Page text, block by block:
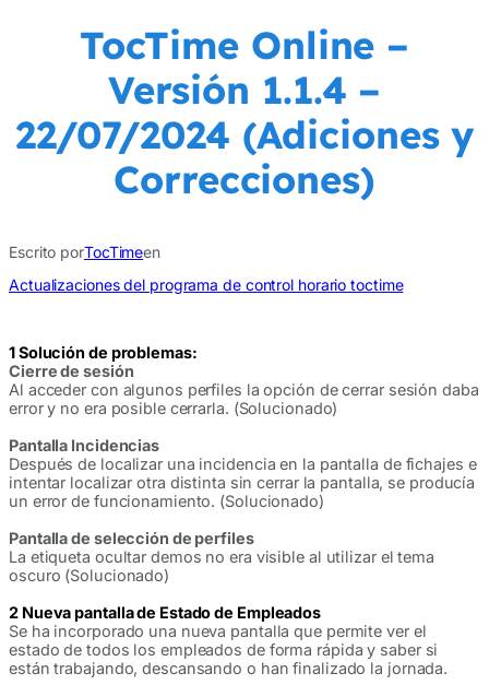
TocTime Online –
Versión 1.1.4 –
22/07/2024 (Adiciones y
Correcciones)
Escrito porTocTimeen
Actualizaciones del programa de control horario toctime
1 Solución de problemas:
Cierre de sesión
Al acceder con algunos perfiles la opción de cerrar sesión daba
error y no era posible cerrarla. (Solucionado)
Pantalla Incidencias
Después de localizar una incidencia en la pantalla de fichajes e
intentar localizar otra distinta sin cerrar la pantalla, se producía
un error de funcionamiento. (Solucionado)
Pantalla de selección de perfiles
La etiqueta ocultar demos no era visible al utilizar el tema
oscuro (Solucionado)
2 Nueva pantalla de Estado de Empleados
Se ha incorporado una nueva pantalla que permite ver el
estado de todos los empleados de forma rápida y saber si
están trabajando, descansando o han finalizado la jornada.